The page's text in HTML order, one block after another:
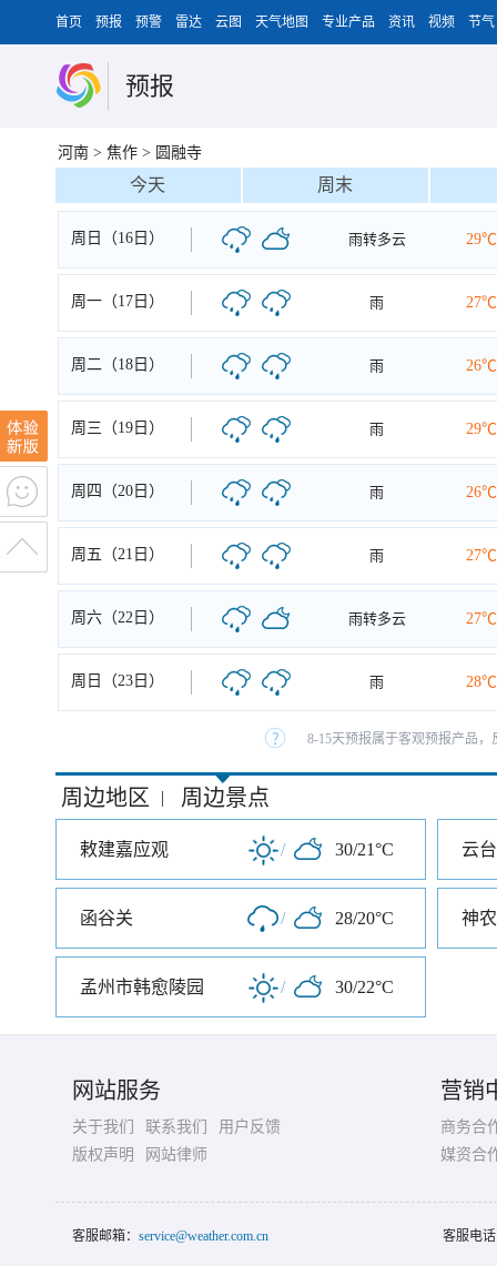
首页 预报 预警 雷达 云图 天气地图 专业产品 资讯 视频 节气
预报
河南 > 焦作 > 圆融寺
今天 周末
周日（16日） 雨转多云 29℃
周一（17日） 雨 27℃
周二（18日） 雨 26℃
周三（19日） 雨 29℃
周四（20日） 雨 26℃
周五（21日） 雨 27℃
周六（22日） 雨转多云 27℃
周日（23日） 雨 28℃
8-15天预报属于客观预报产品
周边地区 | 周边景点
敕建嘉应观 / 30/21°C 云
函谷关 / 28/20°C 神
孟州市韩愈陵园 / 30/22°C
网站服务
关于我们 联系我们
用户反馈
版权声明
网站律师
营销
商务合
媒资合
客服邮箱： service@weather.com.cn 客服电